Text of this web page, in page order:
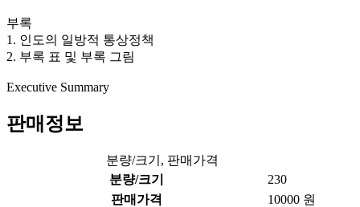
부록
1. 인도의 일방적 통상정책
2. 부록 표 및 부록 그림
Executive Summary
판매정보
분량/크기, 판매가격
분량/크기
230
판매가격
10000 원